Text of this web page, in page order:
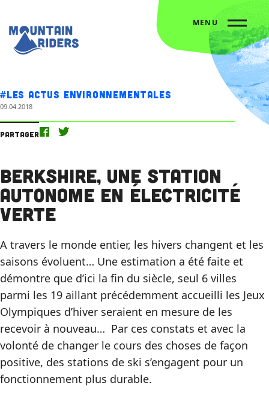
MENU
#Les actus environnementales
09.04.2018
Partager
Berkshire, une station
autonome en électricité
verte
A travers le monde entier, les hivers changent et les
saisons évoluent… Une estimation a été faite et
démontre que d’ici la fin du siècle, seul 6 villes
parmi les 19 aillant précédemment accueilli les Jeux
Olympiques d’hiver seraient en mesure de les
recevoir à nouveau… Par ces constats et avec la
volonté de changer le cours des choses de façon
positive, des stations de ski s’engagent pour un
fonctionnement plus durable.